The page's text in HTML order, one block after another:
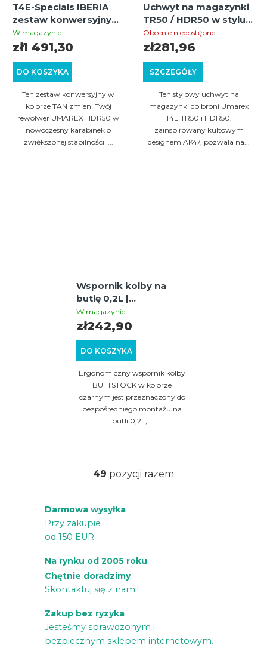
T4E-Specials IBERIA
zestaw konwersyjny
STTi-SMG do HDR50
"TAN"
W magazynie
DO KOSZYKA
zł1 491,30
Ten zestaw konwersyjny w
kolorze TAN zmieni Twój
rewolwer UMAREX HDR50 w
nowoczesny karabinek o
zwiększonej stabilności i...
Uchwyt na magazynki
TR50 / HDR50 w stylu
AK47 – mieści 3
magazynki, szybka
wymiana i wysoka
trwałość
Obecnie niedostępne
SZCZEGÓŁY
zł281,96
Ten stylowy uchwyt na
magazynki do broni Umarex
T4E TR50 i HDR50,
zainspirowany kultowym
designem AK47, pozwala na...
Wspornik kolby na
butlę 0,2L |
BUTTSTOCK | CZARNY
W magazynie
DO KOSZYKA
zł242,90
Ergonomiczny wspornik kolby
BUTTSTOCK w kolorze
czarnym jest przeznaczony do
bezpośredniego montażu na
butli 0,2L,...
K
o
k
i
49 pozycji razem
Darmowa wysyłka
Przy zakupie
od 150 EUR
Na rynku od 2005 roku
Chętnie doradzimy
Skontaktuj się z nami!
Zakup bez ryzyka
Jesteśmy sprawdzonym i
bezpiecznym sklepem internetowym.